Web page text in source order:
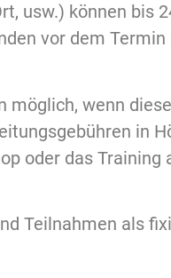
usw.) können bis
vor dem Termin
möglich, wenn
in
oder das Training
Teilnahmen als